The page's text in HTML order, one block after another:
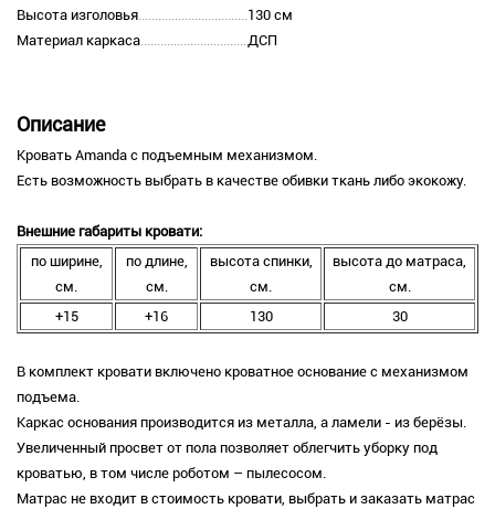
Высота изголовья
130 см
Материал каркаса
ДСП
Описание
Кровать Amanda с подъемным механизмом.
Есть возможность выбрать в качестве обивки ткань либо экокожу.
Внешние габариты кровати:
по ширине,
см.
по длине,
см.
высота спинки,
см.
высота до матраса,
см.
+15
+16 130 30
В комплект кровати включено кроватное основание с механизмом
подъема.
Каркас основания производится из металла, а ламели - из берёзы.
Увеличенный просвет от пола позволяет облегчить уборку под
кроватью, в том числе роботом – пылесосом.
Матрас не входит в стоимость кровати, выбрать и заказать матрас